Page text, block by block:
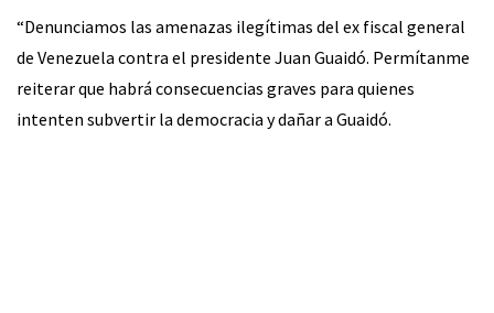
“Denunciamos las amenazas ilegítimas del ex fiscal general
de Venezuela contra el presidente Juan Guaidó. Permítanme
reiterar que habrá consecuencias graves para quienes
intenten subvertir la democracia y dañar a Guaidó.